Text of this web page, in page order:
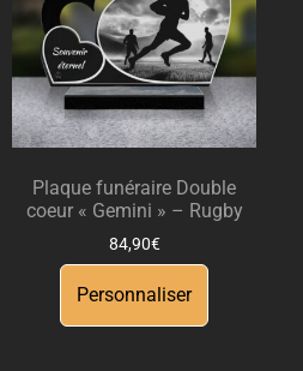
Plaque funéraire Double
coeur « Gemini » – Rugby
84,90€
Personnaliser